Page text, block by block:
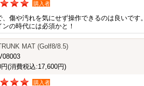
購入者
傷や汚れを気にせず操作できるのは良いです。
の時代には必須かと！
MAT (Golf8/8.5)
(消費税込:17,600円)
購入者